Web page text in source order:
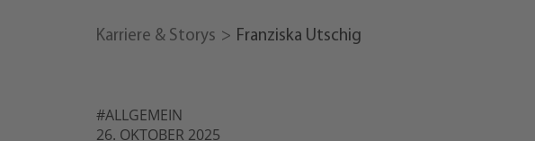
Karriere & Storys Franziska Utschig
#ALLGEMEIN
26. OKTOBER 2025